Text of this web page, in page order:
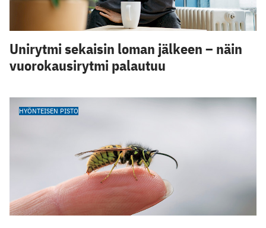
Unirytmi sekaisin loman jälkeen – näin
vuorokausirytmi palautuu
HYÖNTEISEN PISTO